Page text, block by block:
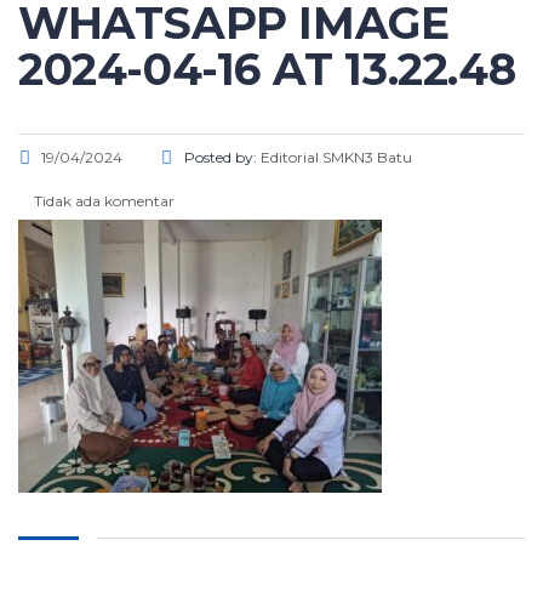
WHATSAPP IMAGE
2024-04-16 AT 13.22.48
19/04/2024 Posted by: Editorial SMKN3 Batu
Tidak ada komentar